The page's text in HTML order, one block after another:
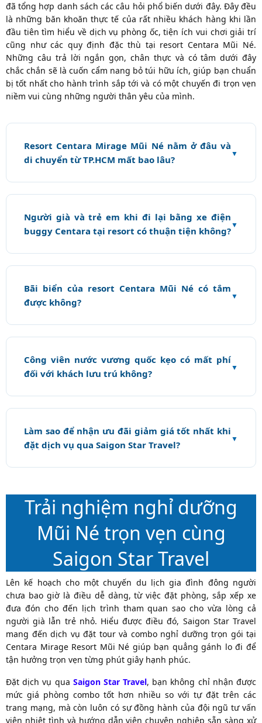
đã tổng hợp danh sách các câu hỏi phổ biến dưới đây. Đây đều
là những băn khoăn thực tế của rất nhiều khách hàng khi lần
đầu tiên tìm hiểu về dịch vụ phòng ốc, tiện ích vui chơi giải trí
cũng như các quy định đặc thù tại resort Centara Mũi Né.
Những câu trả lời ngắn gọn, chân thực và có tâm dưới đây
chắc chắn sẽ là cuốn cẩm nang bỏ túi hữu ích, giúp bạn chuẩn
bị tốt nhất cho hành trình sắp tới và có một chuyến đi trọn vẹn
niềm vui cùng những người thân yêu của mình.
Resort Centara Mirage Mũi Né nằm ở đâu và
di chuyển từ TP.HCM mất bao lâu?
Người già và trẻ em khi đi lại bằng xe điện
buggy Centara tại resort có thuận tiện không?
Bãi biển của resort Centara Mũi Né có tắm
được không?
Công viên nước vương quốc kẹo có mất phí
đối với khách lưu trú không?
Làm sao để nhận ưu đãi giảm giá tốt nhất khi
đặt dịch vụ qua Saigon Star Travel?
Trải nghiệm nghỉ dưỡng
Mũi Né trọn vẹn cùng
Saigon Star Travel
Lên kế hoạch cho một chuyến du lịch gia đình đông người
chưa bao giờ là điều dễ dàng, từ việc đặt phòng, sắp xếp xe
đưa đón cho đến lịch trình tham quan sao cho vừa lòng cả
người già lẫn trẻ nhỏ. Hiểu được điều đó, Saigon Star Travel
mang đến dịch vụ đặt tour và combo nghỉ dưỡng trọn gói tại
Centara Mirage Resort Mũi Né giúp bạn quẳng gánh lo đi để
tận hưởng trọn vẹn từng phút giây hạnh phúc.
Đặt dịch vụ qua Saigon Star Travel, bạn không chỉ nhận được
mức giá phòng combo tốt hơn nhiều so với tự đặt trên các
trang mạng, mà còn luôn có sự đồng hành của đội ngũ tư vấn
viên nhiệt tình và hướng dẫn viên chuyên nghiệp sẵn sàng xử